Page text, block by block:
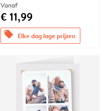
Vanaf
€ 11,99
offers Elke dag lage prijzen